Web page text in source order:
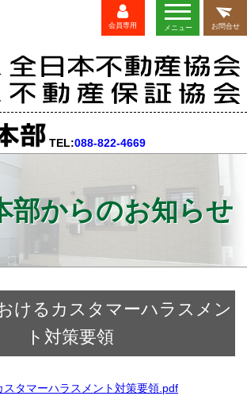
TEL:088-822-4669
会員専用 メニュー お問合せ
部からのお知らせ
けるカスタマーハラスメン
ト対策要領
タマーハラスメント対策要領.pdf